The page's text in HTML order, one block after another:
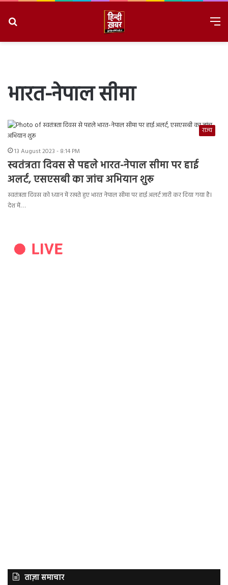
भारत-नेपाल सीमा
राज्य
13 August 2023 - 8:14 PM
स्वतंत्रता दिवस से पहले भारत-नेपाल सीमा पर हाई
अलर्ट, एसएसबी का जांच अभियान शुरू
स्वतंत्रता दिवस को ध्यान में रखते हुए भारत नेपाल सीमा पर हाई अलर्ट जारी कर दिया गया है।
देश में…
ताज़ा समाचार